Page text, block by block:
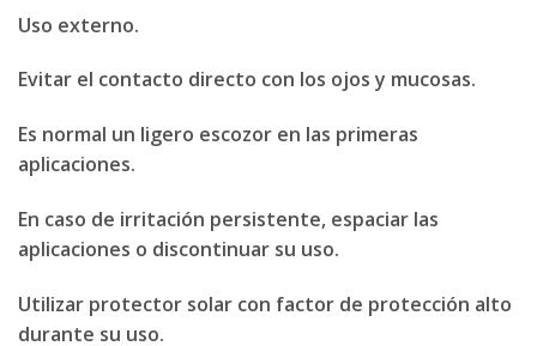
Uso externo.
Evitar el contacto directo con los ojos y mucosas.
Es normal un ligero escozor en las primeras
aplicaciones.
En caso de irritación persistente, espaciar las
aplicaciones o discontinuar su uso.
Utilizar protector solar con factor de protección alto
durante su uso.